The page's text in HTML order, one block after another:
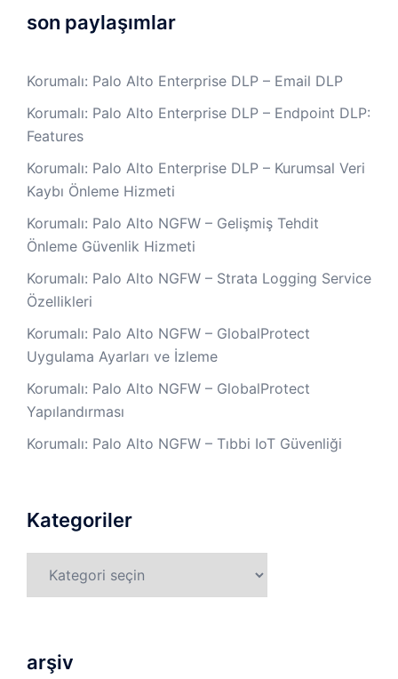
son paylaşımlar
Korumalı: Palo Alto Enterprise DLP – Email DLP
Korumalı: Palo Alto Enterprise DLP – Endpoint DLP:
Features
Korumalı: Palo Alto Enterprise DLP – Kurumsal Veri
Kaybı Önleme Hizmeti
Korumalı: Palo Alto NGFW – Gelişmiş Tehdit
Önleme Güvenlik Hizmeti
Korumalı: Palo Alto NGFW – Strata Logging Service
Özellikleri
Korumalı: Palo Alto NGFW – GlobalProtect
Uygulama Ayarları ve İzleme
Korumalı: Palo Alto NGFW – GlobalProtect
Yapılandırması
Korumalı: Palo Alto NGFW – Tıbbi IoT Güvenliği
Kategoriler
arşiv